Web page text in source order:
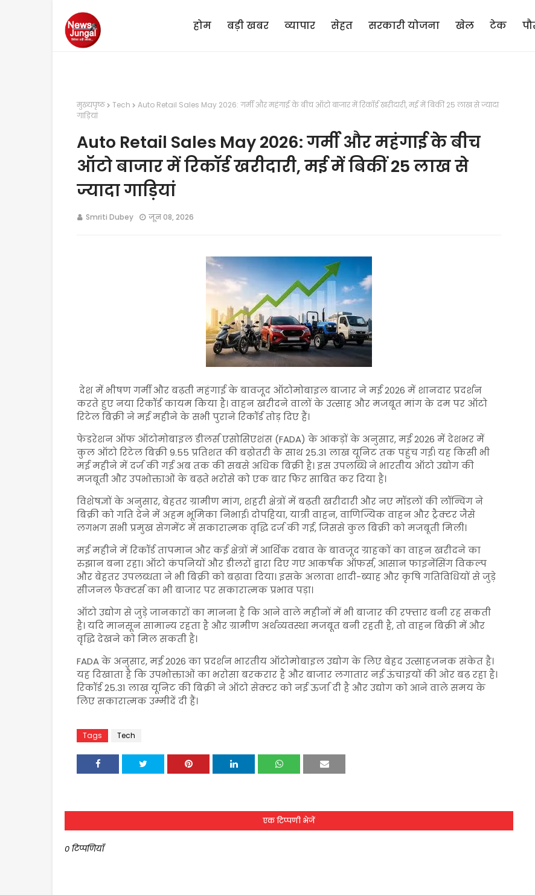
होम बड़ी खबर व्यापार सेहत सरकारी योजना खेल टेक
मुख्यपृष्ठ Tech
Auto Retail Sales May 2026: गर्मी और महंगाई के बीच ऑटो बाजार में रिकॉर्ड खरीदारी, मई में बिकीं 25 लाख से ज्यादा
गाड़ियां
Auto Retail Sales May 2026: गर्मी और महंगाई के बीच
ऑटो बाजार में रिकॉर्ड खरीदारी, मई में बिकीं 25 लाख से
ज्यादा गाड़ियां
Smriti Dubey जून 08, 2026
देश में भीषण गर्मी और बढ़ती महंगाई के बावजूद ऑटोमोबाइल बाजार ने मई 2026 में शानदार प्रदर्शन
करते हुए नया रिकॉर्ड कायम किया है। वाहन खरीदने वालों के उत्साह और मजबूत मांग के दम पर ऑटो
रिटेल बिक्री ने मई महीने के सभी पुराने रिकॉर्ड तोड़ दिए हैं।
फेडरेशन ऑफ ऑटोमोबाइल डीलर्स एसोसिएशंस (FADA) के आंकड़ों के अनुसार, मई 2026 में देशभर में
कुल ऑटो रिटेल बिक्री 9.55 प्रतिशत की बढ़ोतरी के साथ 25.31 लाख यूनिट तक पहुंच गई। यह किसी भी
मई महीने में दर्ज की गई अब तक की सबसे अधिक बिक्री है। इस उपलब्धि ने भारतीय ऑटो उद्योग की
मजबूती और उपभोक्ताओं के बढ़ते भरोसे को एक बार फिर साबित कर दिया है।
विशेषज्ञों के अनुसार, बेहतर ग्रामीण मांग, शहरी क्षेत्रों में बढ़ती खरीदारी और नए मॉडलों की लॉन्चिंग ने
बिक्री को गति देने में अहम भूमिका निभाई। दोपहिया, यात्री वाहन, वाणिज्यिक वाहन और ट्रैक्टर जैसे
लगभग सभी प्रमुख सेगमेंट में सकारात्मक वृद्धि दर्ज की गई, जिससे कुल बिक्री को मजबूती मिली।
मई महीने में रिकॉर्ड तापमान और कई क्षेत्रों में आर्थिक दबाव के बावजूद ग्राहकों का वाहन खरीदने का
रुझान बना रहा। ऑटो कंपनियों और डीलरों द्वारा दिए गए आकर्षक ऑफर्स, आसान फाइनेंसिंग विकल्प
और बेहतर उपलब्धता ने भी बिक्री को बढ़ावा दिया। इसके अलावा शादी-ब्याह और कृषि गतिविधियों से जुड़े
सीजनल फैक्टर्स का भी बाजार पर सकारात्मक प्रभाव पड़ा।
ऑटो उद्योग से जुड़े जानकारों का मानना है कि आने वाले महीनों में भी बाजार की रफ्तार बनी रह सकती
है। यदि मानसून सामान्य रहता है और ग्रामीण अर्थव्यवस्था मजबूत बनी रहती है, तो वाहन बिक्री में और
वृद्धि देखने को मिल सकती है।
FADA के अनुसार, मई 2026 का प्रदर्शन भारतीय ऑटोमोबाइल उद्योग के लिए बेहद उत्साहजनक संकेत है।
यह दिखाता है कि उपभोक्ताओं का भरोसा बरकरार है और बाजार लगातार नई ऊंचाइयों की ओर बढ़ रहा है।
रिकॉर्ड 25.31 लाख यूनिट की बिक्री ने ऑटो सेक्टर को नई ऊर्जा दी है और उद्योग को आने वाले समय के
लिए सकारात्मक उम्मीदें दी हैं।
Tags Tech
एक टिप्पणी भेजें
0 टिप्पणियाँ